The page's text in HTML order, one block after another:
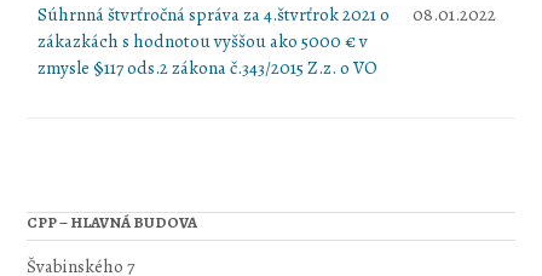
Súhrnná štvrťročná správa za 4.štvrťrok 2021 o
zákazkách s hodnotou vyššou ako 5000 € v
zmysle §117 ods.2 zákona č.343/2015 Z.z. o VO
08.01.2022
CPP – HLAVNÁ BUDOVA
Švabinského 7